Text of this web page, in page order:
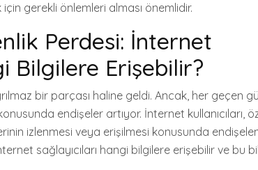
gerekli önlemleri alması önemlidir.
Perdesi: İnternet
Bilgilere Erişebilir?
bir parçası haline geldi. Ancak, her geçen
endişeler artıyor. İnternet kullanıcıları,
izlenmesi veya erişilmesi konusunda
sağlayıcıları hangi bilgilere erişebilir ve bu